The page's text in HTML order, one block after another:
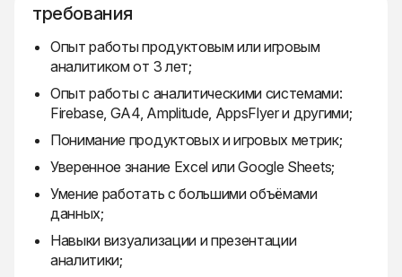
требования
Опыт работы продуктовым или игровым
аналитиком от 3 лет;
Опыт работы с аналитическими системами:
Firebase, GA4, Amplitude, AppsFlyer и другими;
Понимание продуктовых и игровых метрик;
Уверенное знание Excel или Google Sheets;
Умение работать с большими объёмами
данных;
Навыки визуализации и презентации
аналитики;